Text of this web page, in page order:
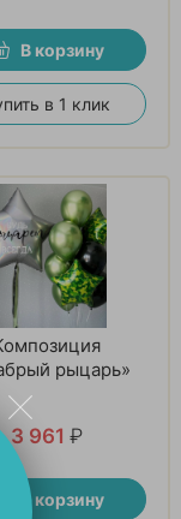
В корзину
в 1 клик
рыцарь»
3 961 ₽
В корзину